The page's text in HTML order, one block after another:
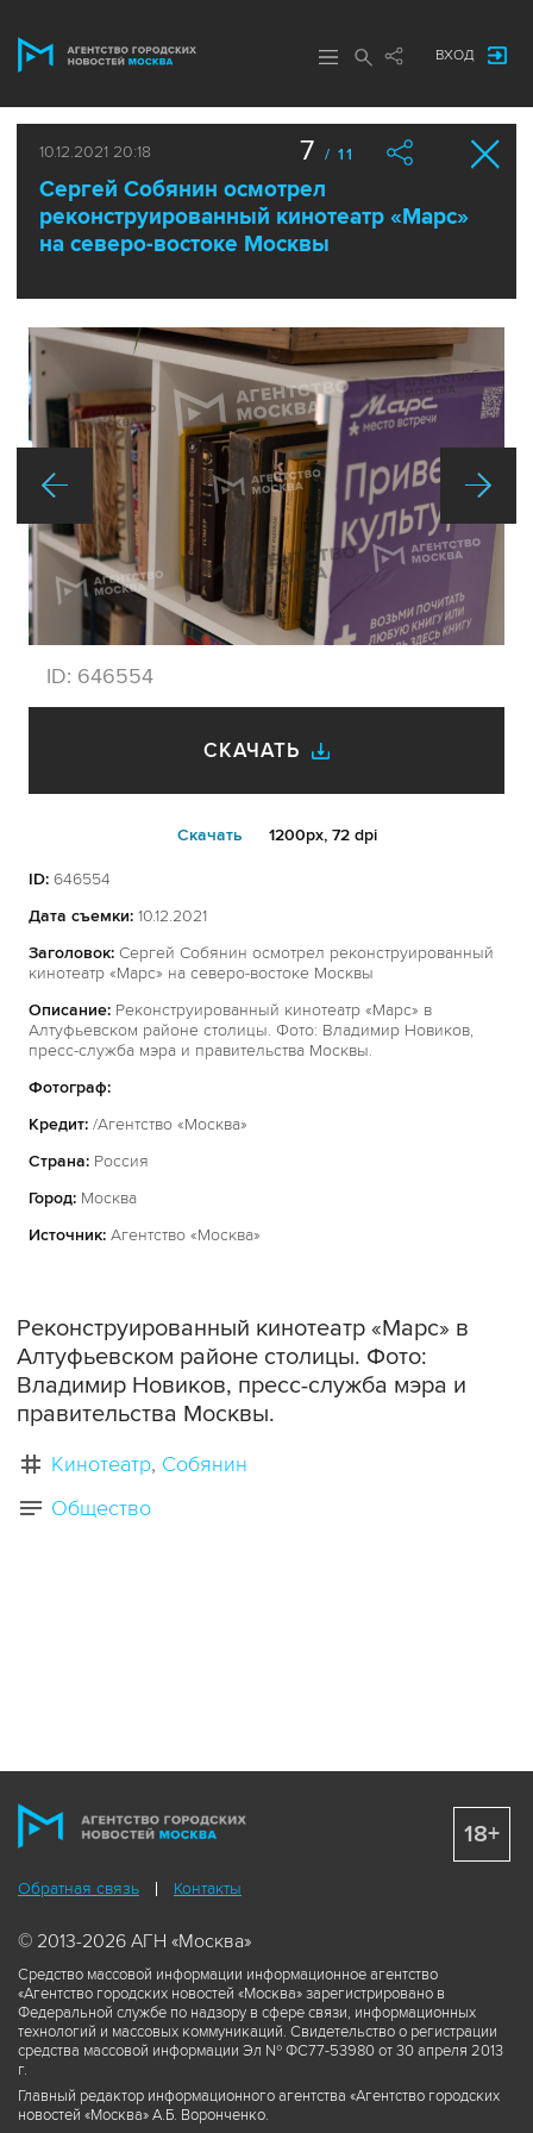
ВХОД
10.12.2021 20:18
Сергей Собянин осмотрел
реконструированный кинотеатр «Марс»
на северо-востоке Москвы
7 / 11
ID: 646554
СКАЧАТЬ
Cкачать 1200px, 72 dpi
ID: 646554
Дата съемки: 10.12.2021
Заголовок: Сергей Собянин осмотрел реконструированный
кинотеатр «Марс» на северо-востоке Москвы
Описание: Реконструированный кинотеатр «Марс» в
Алтуфьевском районе столицы. Фото: Владимир Новиков,
пресс-служба мэра и правительства Москвы.
Фотограф:
Кредит: /Агентство «Москва»
Страна: Россия
Город: Москва
Источник: Агентство «Москва»
Реконструированный кинотеатр «Марс» в
Алтуфьевском районе столицы. Фото:
Владимир Новиков, пресс-служба мэра и
правительства Москвы.
Кинотеатр Собянин
Общество
Обратная связь Контакты
© 2013-2026 АГН «Москва»
Средство массовой информации информационное агентство
«Агентство городских новостей «Москва» зарегистрировано в
Федеральной службе по надзору в сфере связи, информационных
технологий и массовых коммуникаций. Свидетельство о регистрации
средства массовой информации Эл № ФС77-53980 от 30 апреля 2013
г.
Главный редактор информационного агентства «Агентство городских
новостей «Москва» А.Б. Воронченко.
18+